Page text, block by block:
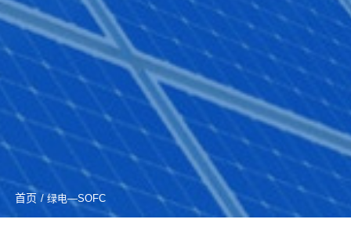
首页 / 绿电—SOFC